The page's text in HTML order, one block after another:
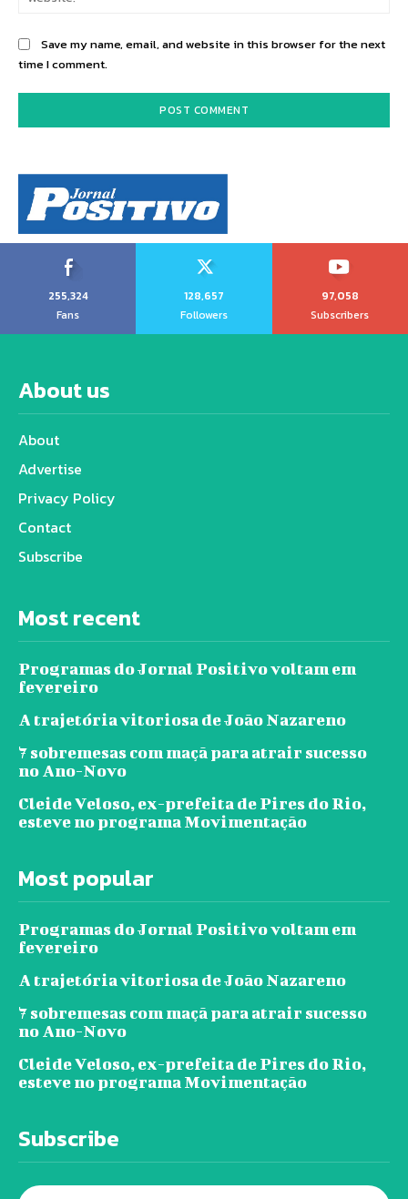
Save my name, email, and website in this browser for the next
time I comment.
255,324
Fans
128,657
Followers
97,058
Subscribers
About us
About
Advertise
Privacy Policy
Contact
Subscribe
Most recent
Programas do Jornal Positivo voltam em
fevereiro
A trajetória vitoriosa de João Nazareno
7 sobremesas com maçã para atrair sucesso
no Ano-Novo
Cleide Veloso, ex-prefeita de Pires do Rio,
esteve no programa Movimentação
Most popular
Programas do Jornal Positivo voltam em
fevereiro
A trajetória vitoriosa de João Nazareno
7 sobremesas com maçã para atrair sucesso
no Ano-Novo
Cleide Veloso, ex-prefeita de Pires do Rio,
esteve no programa Movimentação
Subscribe